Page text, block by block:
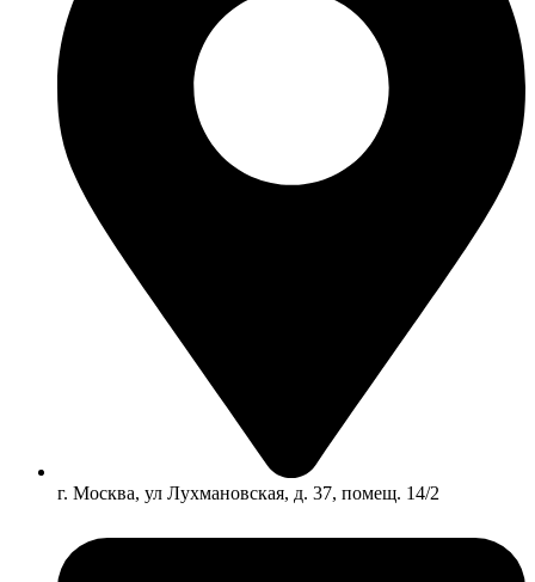
г. Москва, ул Лухмановская, д. 37, помещ. 14/2